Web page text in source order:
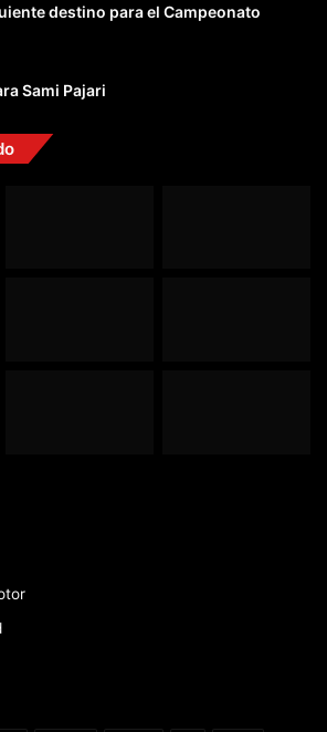
destino para el Campeonato
Sami Pajari